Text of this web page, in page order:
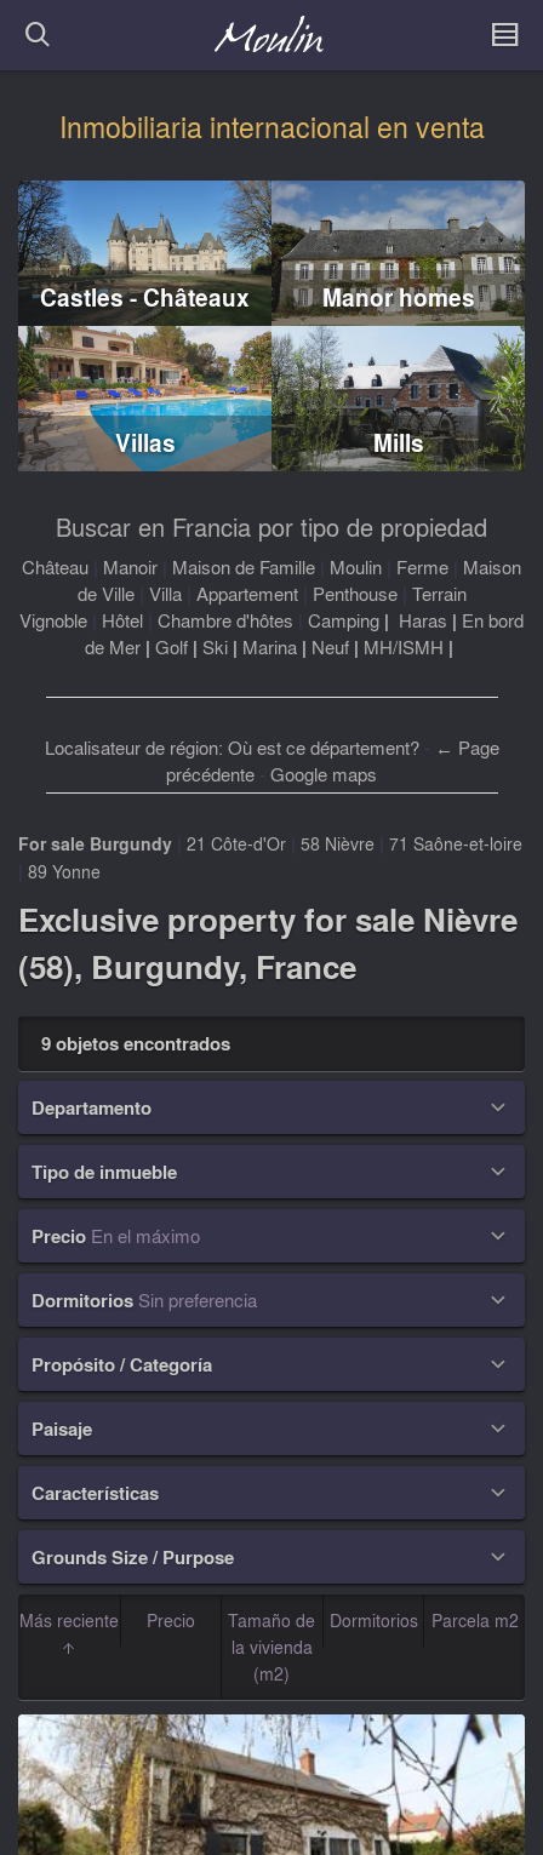
Inmobiliaria internacional en venta
Castles - Châteaux Manor homes
Villas Mills
Buscar en Francia por tipo de propiedad
Château Manoir Maison de Famille Moulin Ferme Maison
de Ville| Villa| Appartement| Penthouse| Terrain
Vignoble Hôtel Chambre d'hôtes Camping | Haras | En bord
de Mer | Golf | Ski | Marina | Neuf | MH/ISMH |
Localisateur de région: Où est ce département?- ← Page
précédente - Google maps
For sale Burgundy 21 Côte-d'Or 58 Nièvre 71 Saône-et-loire
89 Yonne
Exclusive property for sale Nièvre
(58), Burgundy, France
9 objetos encontrados
Departamento 
Tipo de inmueble 
Precio En el máximo 
Dormitorios Sin preferencia 
Propósito / Categoría 
Paisaje 
Características 
Grounds Size / Purpose 
Más reciente Precio
Tamaño de
la vivienda
(m2)
Dormitorios Parcela m2